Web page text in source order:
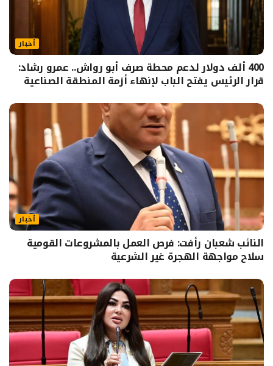
أخبار
400 ألف دولار لدعم محطة صرف أبو رواش.. عمرو رشاد:
قرار الرئيس يفتح الباب لإنهاء أزمة المنطقة الصناعية
أخبار
النائب شعبان رأفت: فرص العمل بالمشروعات القومية
سلاح مواجهة الهجرة غير الشرعية